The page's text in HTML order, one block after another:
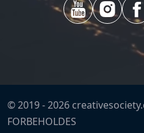
© 2019 -2026
FORBEHOLDES